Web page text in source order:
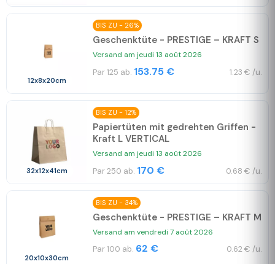
12x8x20cm
BIS ZU - 26%
Geschenktüte - PRESTIGE – KRAFT S
Versand am jeudi 13 août 2026
Par 125 ab. 153.75 € 1.23 € /u.
32x12x41cm
BIS ZU - 12%
Papiertüten mit gedrehten Griffen -
Kraft L VERTICAL
Versand am jeudi 13 août 2026
Par 250 ab. 170 € 0.68 € /u.
20x10x30cm
BIS ZU - 34%
Geschenktüte - PRESTIGE – KRAFT M
Versand am vendredi 7 août 2026
Par 100 ab. 62 € 0.62 € /u.